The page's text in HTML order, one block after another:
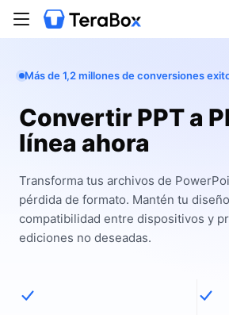
Más de 1,2 millones de conversiones
Convertir PPT a
línea ahora
Transforma tus archivos de
pérdida de formato. Mantén tu
compatibilidad entre dispositivos y
ediciones no deseadas.